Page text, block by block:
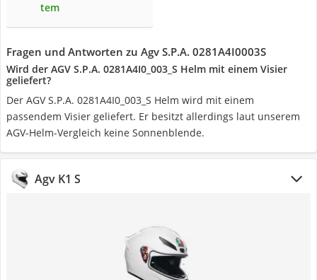
tem
Fragen und Antworten zu Agv S.P.A. 0281A4I0003S
Wird der AGV S.P.A. 0281A4I0_003_S Helm mit einem Visier
geliefert?
Der AGV S.P.A. 0281A4I0_003_S Helm wird mit einem
passendem Visier geliefert. Er besitzt allerdings laut unserem
AGV-Helm-Vergleich keine Sonnenblende.
Agv K1 S